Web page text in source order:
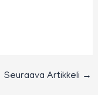
Seuraava Artikkeli →